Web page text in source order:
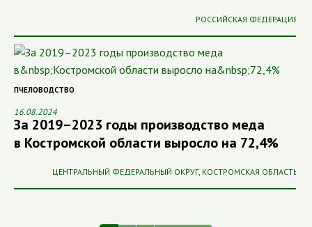
РОССИЙСКАЯ ФЕДЕРАЦИЯ
ПЧЕЛОВОДСТВО
16.08.2024
За 2019–2023 годы производство меда
в Костромской области выросло на 72,4%
ЦЕНТРАЛЬНЫЙ ФЕДЕРАЛЬНЫЙ ОКРУГ, КОСТРОМСКАЯ ОБЛАСТЬ